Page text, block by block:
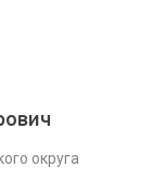
округа